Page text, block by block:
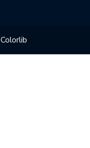
Colorlib